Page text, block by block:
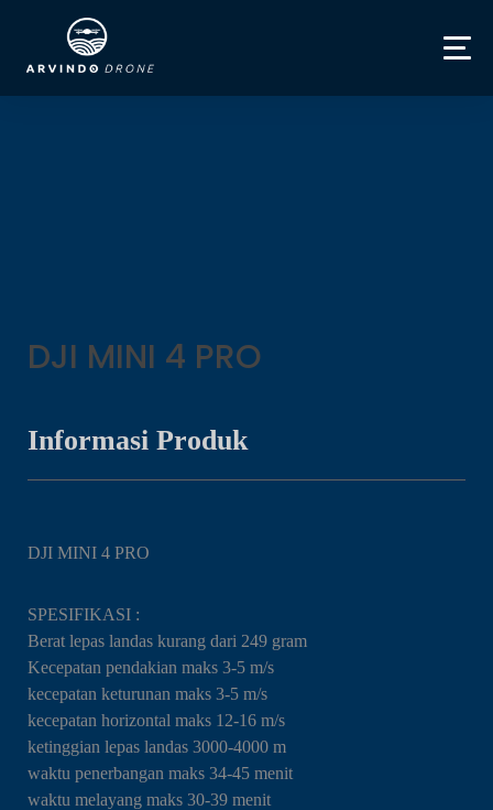
DJI MINI 4 PRO
Informasi Produk
DJI MINI 4 PRO
SPESIFIKASI :
Berat lepas landas kurang dari 249 gram
Kecepatan pendakian maks 3-5 m/s
kecepatan keturunan maks 3-5 m/s
kecepatan horizontal maks 12-16 m/s
ketinggian lepas landas 3000-4000 m
waktu penerbangan maks 34-45 menit
waktu melayang maks 30-39 menit